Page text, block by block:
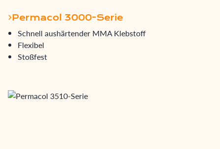
Permacol 3000-Serie
Schnell aushärtender MMA Klebstoff
Flexibel
Stoßfest